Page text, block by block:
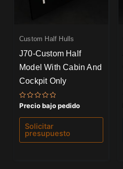
Custom Half Hulls
J70-Custom Half
Model With Cabin And
Cockpit Only
Valorado
con
0
de
Precio bajo pedido
Solicitar
presupuesto